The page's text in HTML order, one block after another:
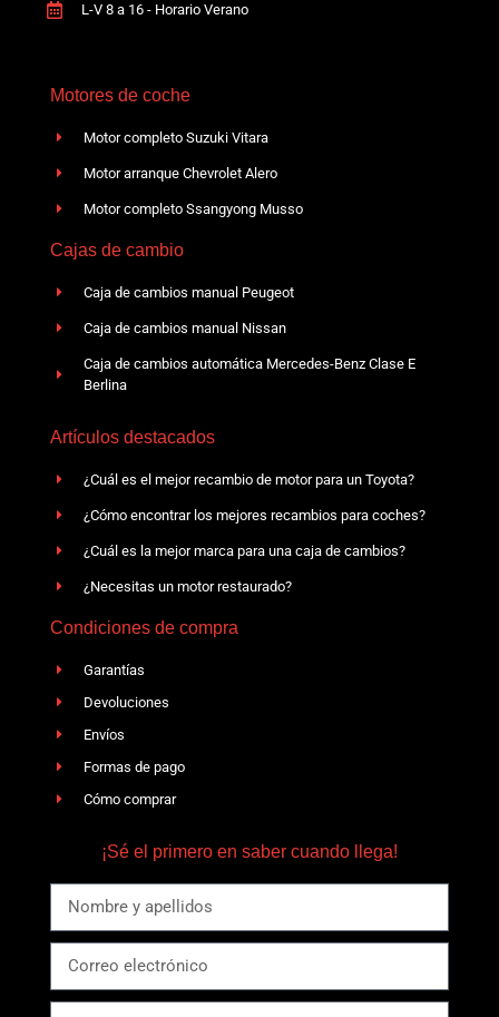
L-V 8 a 16 - Horario Verano
Motores de coche
Motor completo Suzuki Vitara
Motor arranque Chevrolet Alero
Motor completo Ssangyong Musso
Cajas de cambio
Caja de cambios manual Peugeot
Caja de cambios manual Nissan
Caja de cambios automática Mercedes-Benz Clase E
Berlina
Artículos destacados
¿Cuál es el mejor recambio de motor para un Toyota?
¿Cómo encontrar los mejores recambios para coches?
¿Cuál es la mejor marca para una caja de cambios?
¿Necesitas un motor restaurado?
Condiciones de compra
Garantías
Devoluciones
Envíos
Formas de pago
Cómo comprar
¡Sé el primero en saber cuando llega!